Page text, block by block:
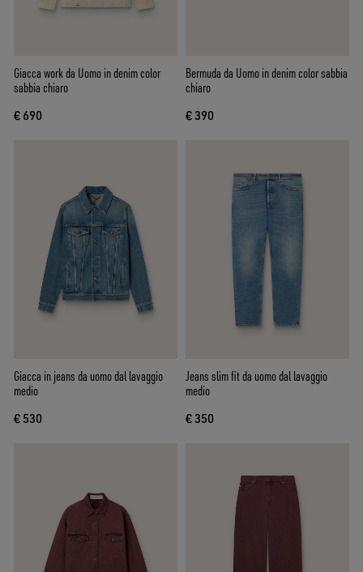
Giacca work da Uomo in denim color
sabbia chiaro
€ 690
Bermuda da Uomo in denim color sabbia
chiaro
€ 390
Giacca in jeans da uomo dal lavaggio
medio
€ 530
Jeans slim fit da uomo dal lavaggio
medio
€ 350